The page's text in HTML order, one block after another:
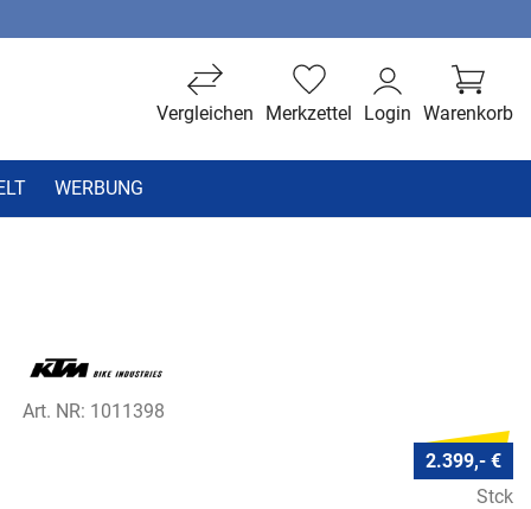
Warenkorb
Login
Merkzettel
Vergleichen
WERBUNG
Art. NR: 1011398
2.399,- €
Stck